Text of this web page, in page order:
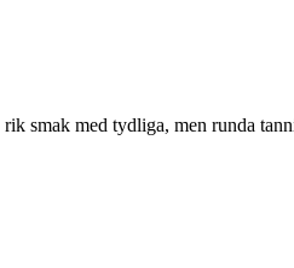
smak med tydliga, men runda